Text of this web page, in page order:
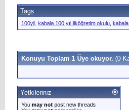
Tags
100yil kabala 100.yıl ilköğretim okulu
Konuyu Toplam 1 Üye okuyor. (0
Yetkileriniz
You may not post new threads